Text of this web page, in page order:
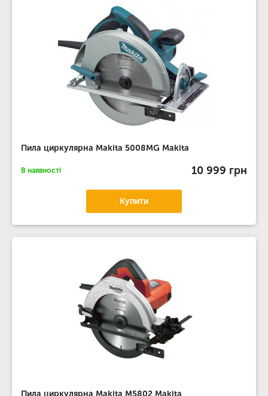
Пила циркулярна Makita 5008MG Makita
В наявності 10 999 грн
Купити
Пила циркулярна Makita M5802 Makita